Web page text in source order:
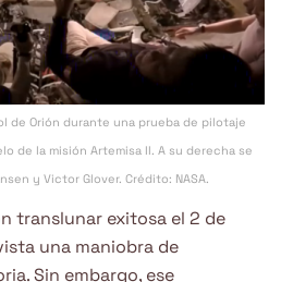
de Orión durante una prueba de pilotaje
de la misión Artemisa II. A su derecha se
y Victor Glover. Crédito: NASA.
translunar exitosa el 2 de
una maniobra de
Sin embargo, ese